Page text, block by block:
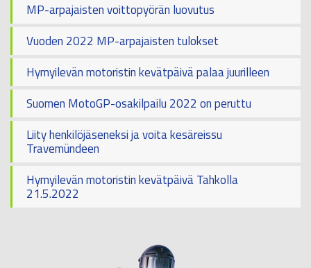
MP-arpajaisten voittopyörän luovutus
Vuoden 2022 MP-arpajaisten tulokset
Hymyilevän motoristin kevätpäivä palaa juurilleen
Suomen MotoGP-osakilpailu 2022 on peruttu
Liity henkilöjäseneksi ja voita kesäreissu
Travemündeen
Hymyilevän motoristin kevätpäivä Tahkolla
21.5.2022